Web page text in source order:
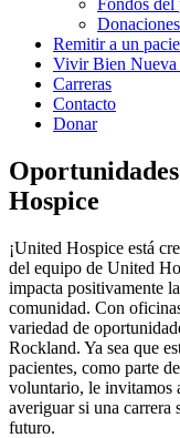
Fondos del
Remitir a un
Vivir Bien Nueva
Carreras
Contacto
Donar
Hospice
¡United Hospice está
del equipo de United
impacta positivamente
comunidad. Con
variedad de
Rockland. Ya sea que
pacientes, como parte
voluntario, le invitamos
averiguar si una carrera
futuro.